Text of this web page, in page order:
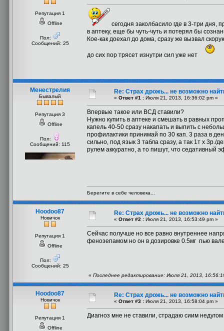
Репутация 1
Offline
Пол:
Сообщений: 25
сегодня заколбасило где в 3-три дня,
в аптеку, еще бы чуть-чуть и потерял бы
Кое-как доехал до дома, сразу же вызвал
до сих пор трясет изнутри сил уже нет
Менестрелия
Бывалый
Репутация 3
Offline
Пол:
Сообщений: 115
Re: Страх дрожь... не возможно
« Ответ #1 : Июля 21, 2013, 16:36:02 pm »
Впервые такое или ВСД ставили?
Нужно купить в аптеке и смешать в равных
капель 40-50 сразу накапать и выпить с
профилактики принимай по 30 кап. 3 раза в
сильно, под язык 3 табла сразу, а так 1т х 3р./
рулем аккуратно, а то пишут, что седативный
Берегите в себе человека...
Hoodoo87
Новичок
Репутация 1
Offline
Пол:
Сообщений: 25
Re: Страх дрожь... не возможно
« Ответ #2 : Июля 21, 2013, 16:53:49 pm »
Сейчас получше но все равно внутреннее
фенозепамом но он в дозировке 0.5мг пью
« Последнее редактирование: Июля 21, 2013,
Hoodoo87
Новичок
Репутация 1
Offline
Re: Страх дрожь... не возможно
« Ответ #3 : Июля 21, 2013, 16:58:04 pm »
Диагноз мне не ставили, страдаю сиим